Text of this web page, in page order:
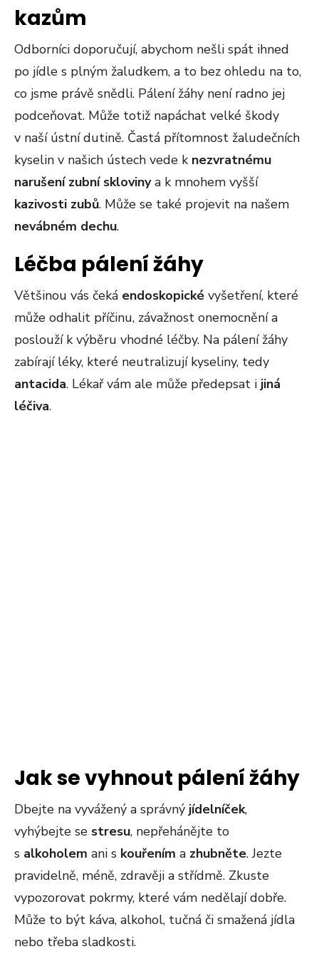
kazům
Odborníci doporučují, abychom nešli spát ihned
po jídle s plným žaludkem, a to bez ohledu na to,
co jsme právě snědli. Pálení žáhy není radno jej
podceňovat. Může totiž napáchat velké škody
v naší ústní dutině. Častá přítomnost žaludečních
kyselin v našich ústech vede k nezvratnému
narušení zubní sklovinya k mnohem vyšší
kazivosti zubů. Může se také projevit na našem
nevábném dechu.
Léčba pálení žáhy
Většinou vás čeká endoskopické vyšetření, které
může odhalit příčinu, závažnost onemocnění a
poslouží k výběru vhodné léčby. Na pálení žáhy
zabírají léky, které neutralizují kyseliny, tedy
antacida. Lékař vám ale může předepsat i jiná
léčiva.
Jak se vyhnout pálení žáhy
Dbejte na vyvážený a správný jídelníček,
vyhýbejte se stresu, nepřehánějte to
s alkoholem ani s kouřením a zhubněte. Jezte
pravidelně, méně, zdravěji a střídmě. Zkuste
vypozorovat pokrmy, které vám nedělají dobře.
Může to být káva, alkohol, tučná či smažená jídla
nebo třeba sladkosti.